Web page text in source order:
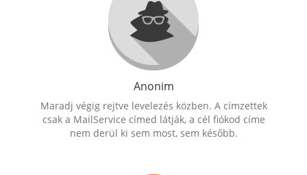
Anonim
Maradj végig rejtve levelezés közben. A címzettek
csak a MailService címed látják, a cél fiókod címe
nem derül ki sem most, sem később.